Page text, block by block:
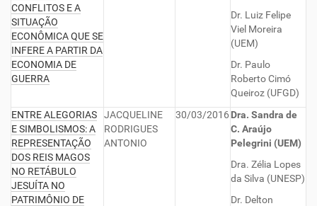
CONFLITOS E A
SITUAÇÃO
ECONÔMICA QUE SE
INFERE A PARTIR DA
ECONOMIA DE
GUERRA
Dr. Luiz Felipe
Viel Moreira
(UEM)
Dr. Paulo
Roberto Cimó
Queiroz (UFGD)
ENTRE ALEGORIAS
E SIMBOLISMOS: A
REPRESENTAÇÃO
DOS REIS MAGOS
NO RETÁBULO
JESUÍTA NO
PATRIMÔNIO DE
JACQUELINE
RODRIGUES
ANTONIO
30/03/2016 Dra. Sandra de
C. Araújo
Pelegrini (UEM)
Dra. Zélia Lopes
da Silva (UNESP)
Dr. Delton